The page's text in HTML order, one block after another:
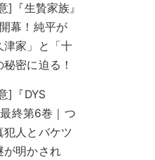
]『生贄家族』
幕！純平が
津家」と「十
密に迫る！
]『DYS
終第6巻｜つ
犯人とバケツ
が明かされ